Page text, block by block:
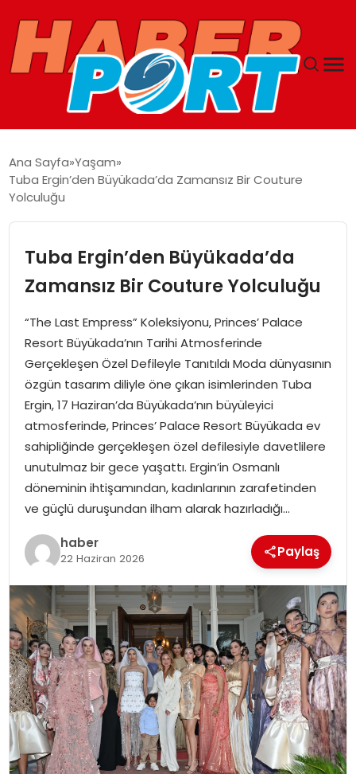
GUNCEL
SPOR
MAGAZIN
SPOR
EĞITIM
OTOMOBIL
EKONOMI
Ana Sayfa Yaşam
Tuba Ergin’den Büyükada’da Zamansız Bir Couture
Yolculuğu
Tuba Ergin’den Büyükada’da
Zamansız Bir Couture Yolculuğu
“The Last Empress” Koleksiyonu, Princes’ Palace
Resort Büyükada’nın Tarihi Atmosferinde
Gerçekleşen Özel Defileyle Tanıtıldı Moda dünyasının
özgün tasarım diliyle öne çıkan isimlerinden Tuba
Ergin, 17 Haziran’da Büyükada’nın büyüleyici
atmosferinde, Princes’ Palace Resort Büyükada ev
sahipliğinde gerçekleşen özel defilesiyle davetlilere
unutulmaz bir gece yaşattı. Ergin’in Osmanlı
döneminin ihtişamından, kadınlarının zarafetinden
ve güçlü duruşundan ilham alarak hazırladığı…
haber
22 Haziran 2026 Paylaş